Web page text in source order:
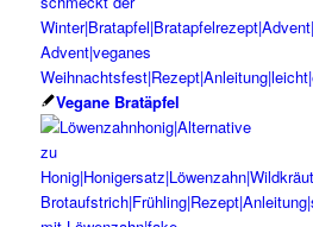
Vegane Bratäpfel